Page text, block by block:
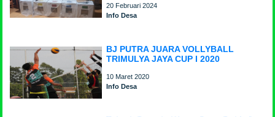
20 Februari 2024
Info Desa
BJ PUTRA JUARA VOLLYBALL
TRIMULYA JAYA CUP I 2020
10 Maret 2020
Info Desa